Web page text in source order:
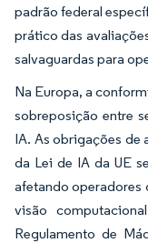
padrão federal
prático das
salvaguardas para
Na Europa, a
sobreposição entre
IA. As obrigações de
da Lei de IA da UE
afetando operadores
visão
Regulamento de